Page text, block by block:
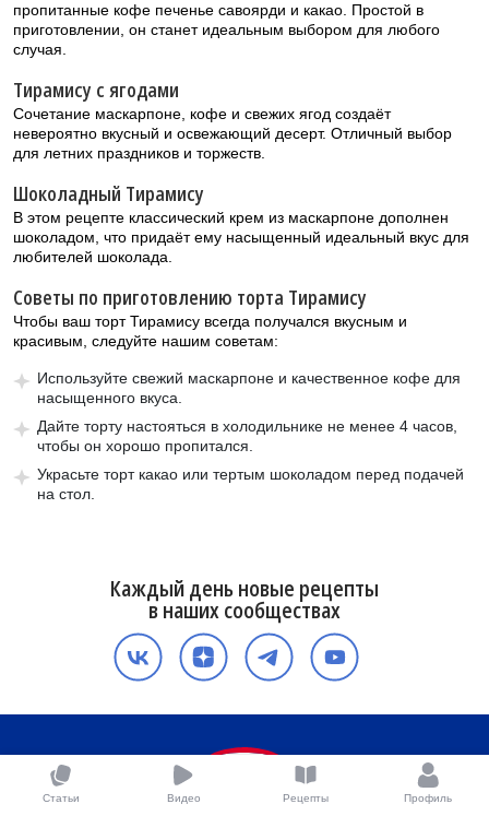
пропитанные кофе печенье савоярди и какао. Простой в
приготовлении, он станет идеальным выбором для любого
случая.
Тирамису с ягодами
Сочетание маскарпоне, кофе и свежих ягод создаёт
невероятно вкусный и освежающий десерт. Отличный выбор
для летних праздников и торжеств.
Шоколадный Тирамису
В этом рецепте классический крем из маскарпоне дополнен
шоколадом, что придаёт ему насыщенный идеальный вкус для
любителей шоколада.
Советы по приготовлению торта Тирамису
Чтобы ваш торт Тирамису всегда получался вкусным и
красивым, следуйте нашим советам:
Используйте свежий маскарпоне и качественное кофе для
насыщенного вкуса.
Дайте торту настояться в холодильнике не менее 4 часов,
чтобы он хорошо пропитался.
Украсьте торт какао или тертым шоколадом перед подачей
на стол.
Каждый день новые рецепты
в наших сообществах
Статьи Видео Рецепты Профиль